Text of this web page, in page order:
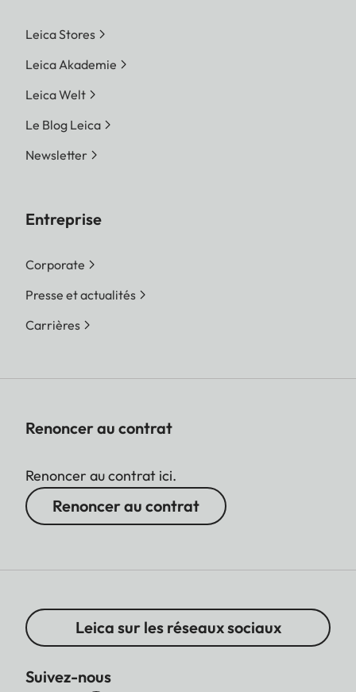
Leica Stores
Leica Akademie
Leica Welt
Le Blog Leica
Newsletter
Entreprise
Corporate
Presse et actualités
Carrières
Renoncer au contrat
Renoncer au contrat ici.
Renoncer au contrat
Leica sur les réseaux sociaux
Suivez-nous